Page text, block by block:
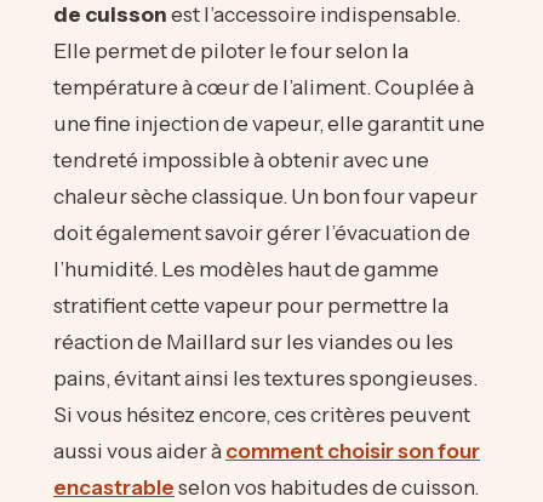
de cuissonest l’accessoire indispensable.
Elle permet de piloter le four selon la
température à cœur de l’aliment. Couplée à
une fine injection de vapeur, elle garantit une
tendreté impossible à obtenir avec une
chaleur sèche classique. Un bon four vapeur
doit également savoir gérer l’évacuation de
l’humidité. Les modèles haut de gamme
stratifient cette vapeur pour permettre la
réaction de Maillard sur les viandes ou les
pains, évitant ainsi les textures spongieuses.
Si vous hésitez encore, ces critères peuvent
aussi vous aider àcomment choisir son four
encastrableselon vos habitudes de cuisson.